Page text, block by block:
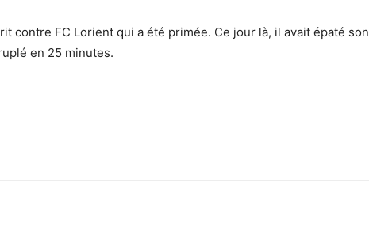
contre FC Lorient qui a été primée. Ce jour là, il avait épaté son
en 25 minutes.